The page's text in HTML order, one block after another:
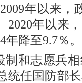
年以来，
2020年以来
降至9.7％。
制和志愿兵
统任国防部